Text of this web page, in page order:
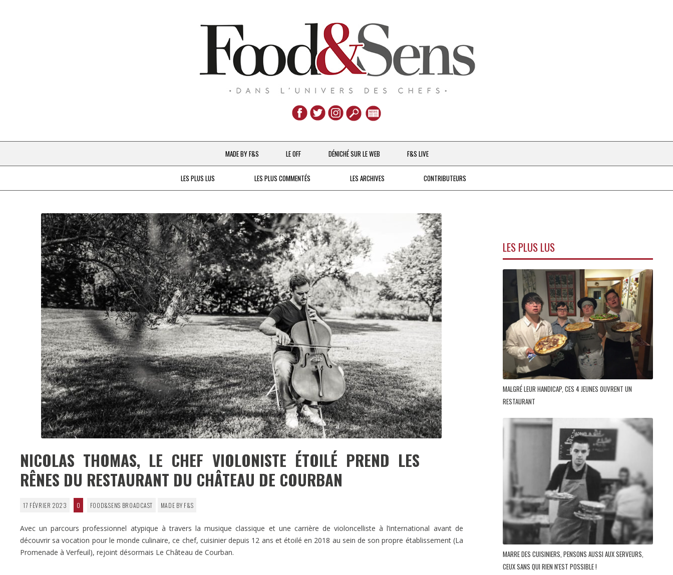
Aller
au
contenu
MADE BY F&S
CHEFS & ACTUALITÉS
À LA PETITE CUILLÈRE
DESTIN DE FEMME
V…DE VOYAGE
LE OFF DÉNICHÉ SUR LE WEB F&S LIVE
LES PLUS LUS LES PLUS COMMENTÉS LES ARCHIVES CONTRIBUTEURS
NICOLAS THOMAS, LE CHEF VIOLONISTE ÉTOILÉ PREND LES
RÊNES DU RESTAURANT DU CHÂTEAU DE COURBAN
17 FÉVRIER 2023 0 FOOD&SENS BROADCAST MADE BY F&S
Avec un parcours professionnel atypique à travers la musique classique et une carrière de violoncelliste à l’international avant de
découvrir sa vocation pour le monde culinaire, ce chef, cuisinier depuis 12 ans et étoilé en 2018 au sein de son propre établissement (La
Promenade à Verfeuil), rejoint désormais Le Château de Courban.
LES PLUS LUS
MALGRÉ LEUR HANDICAP, CES 4 JEUNES OUVRENT UN
RESTAURANT
MARRE DES CUISINIERS, PENSONS AUSSI AUX SERVEURS,
CEUX SANS QUI RIEN N'EST POSSIBLE !